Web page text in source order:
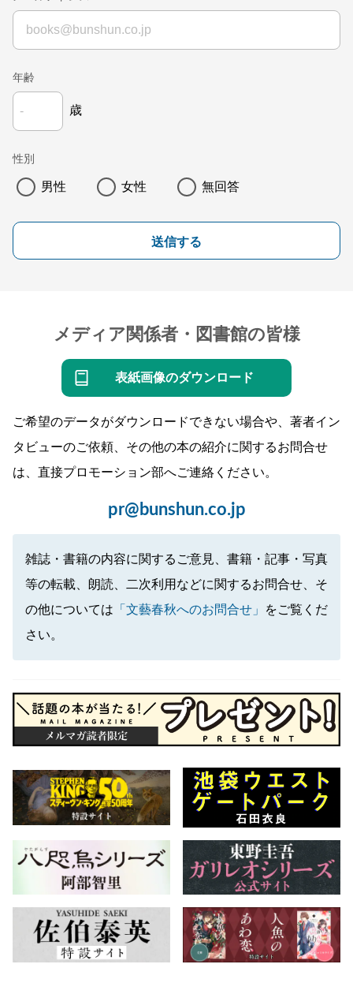
年齢
歳
性別
男性 女性 無回答
送信する
メディア関係者・図書館の皆様
表紙画像のダウンロード
ご希望のデータがダウンロードできない場合や、著者イン
タビューのご依頼、その他の本の紹介に関するお問合せ
は、直接プロモーション部へご連絡ください。
pr@bunshun.co.jp
雑誌・書籍の内容に関するご意見、書籍・記事・写真
等の転載、朗読、二次利用などに関するお問合せ、そ
の他については 「文藝春秋へのお問合せ」
をご覧くだ
さい。